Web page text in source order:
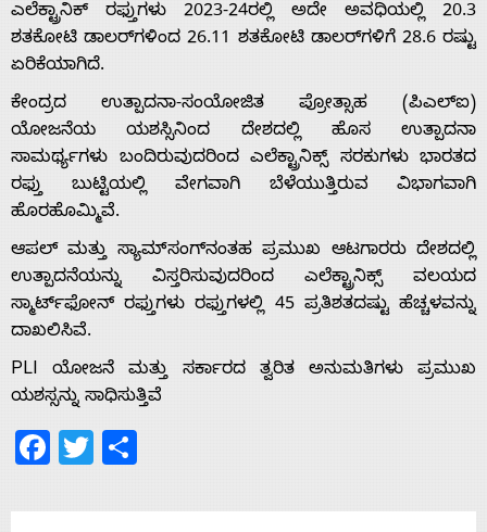
Home
About
Us
Advertise
With
s
ಎಲೆಕ್ಟ್ರಾನಿಕ್ ರಫ್ತುಗಳು 2023-24ರಲ್ಲಿ ಅದೇ ಅವಧಿಯಲ್ಲಿ 20.3
ಶತಕೋಟಿ ಡಾಲರ್‌ಗಳಿಂದ 26.11 ಶತಕೋಟಿ ಡಾಲರ್‌ಗಳಿಗೆ 28.6 ರಷ್ಟು
ಏರಿಕೆಯಾಗಿದೆ.
ಕೇಂದ್ರದ ಉತ್ಪಾದನಾ-ಸಂಯೋಜಿತ ಪ್ರೋತ್ಸಾಹ (ಪಿಎಲ್‌ಐ)
ಯೋಜನೆಯ ಯಶಸ್ಸಿನಿಂದ ದೇಶದಲ್ಲಿ ಹೊಸ ಉತ್ಪಾದನಾ
ಸಾಮರ್ಥ್ಯಗಳು ಬಂದಿರುವುದರಿಂದ ಎಲೆಕ್ಟ್ರಾನಿಕ್ಸ್ ಸರಕುಗಳು ಭಾರತದ
ರಫ್ತು ಬುಟ್ಟಿಯಲ್ಲಿ ವೇಗವಾಗಿ ಬೆಳೆಯುತ್ತಿರುವ ವಿಭಾಗವಾಗಿ
ಹೊರಹೊಮ್ಮಿವೆ.
ಆಪಲ್ ಮತ್ತು ಸ್ಯಾಮ್‌ಸಂಗ್‌ನಂತಹ ಪ್ರಮುಖ ಆಟಗಾರರು ದೇಶದಲ್ಲಿ
ಉತ್ಪಾದನೆಯನ್ನು ವಿಸ್ತರಿಸುವುದರಿಂದ ಎಲೆಕ್ಟ್ರಾನಿಕ್ಸ್ ವಲಯದ
ಸ್ಮಾರ್ಟ್‌ಫೋನ್ ರಫ್ತುಗಳು ರಫ್ತುಗಳಲ್ಲಿ 45 ಪ್ರತಿಶತದಷ್ಟು ಹೆಚ್ಚಳವನ್ನು
ದಾಖಲಿಸಿವೆ.
PLI ಯೋಜನೆ ಮತ್ತು ಸರ್ಕಾರದ ತ್ವರಿತ ಅನುಮತಿಗಳು ಪ್ರಮುಖ
ಯಶಸ್ಸನ್ನು ಸಾಧಿಸುತ್ತಿವೆ
Facebook
Twitter